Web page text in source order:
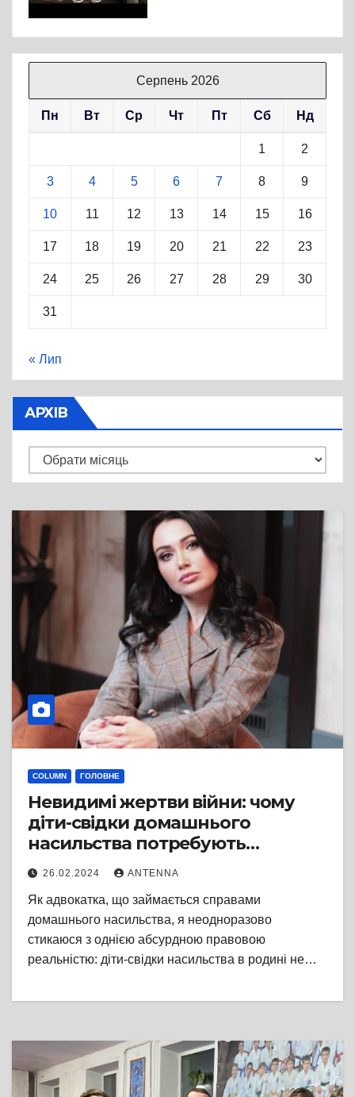
Серпень 2026
Пн Вт Ср Чт Пт Сб Нд
1 2
3 4 5 6 7 8 9
10 11 12 13 14 15 16
17 18 19 20 21 22 23
24 25 26 27 28 29 30
31
« Лип
АРХІВ
Архів
COLUMN ГОЛОВНЕ
Невидимі жертви війни: чому
діти-свідки домашнього
насильства потребують
окремого статусу вже сьогодні
26.02.2024 ANTENNA
Як адвокатка, що займається справами
домашнього насильства, я неодноразово
стикаюся з однією абсурдною правовою
реальністю: діти-свідки насильства в родині не…